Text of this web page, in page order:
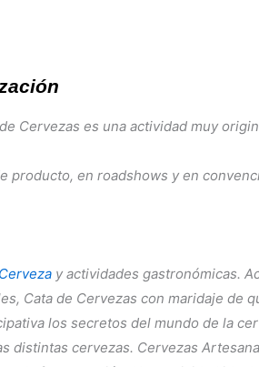
Cervezas es una actividad muy
producto, en roadshows y en
y actividades gastronómicas.
Cata de Cervezas con maridaje de
los secretos del mundo de la
distintas cervezas. Cervezas